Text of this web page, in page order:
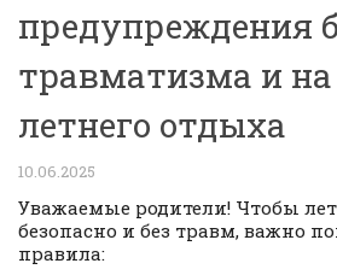
предупреждения
травматизма и на
летнего отдыха
10.06.2025
Уважаемые родители! Чтобы
безопасно и без травм, важно
правила: